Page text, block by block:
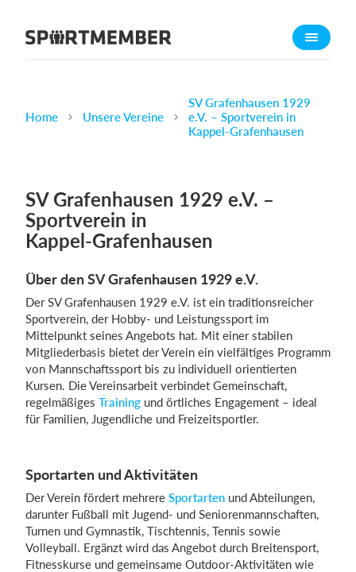
Über SportMember
Karriere
Mitgliedsbeitrag
Homepage erstellen
Belegungsplan
Was kostet es?
Deutsch
Einloggen
Home Unsere Vereine
SV Grafenhausen 1929
e.V. – Sportverein in
Kappel‑Grafenhausen
SV Grafenhausen 1929 e.V. –
Sportverein in
Kappel‑Grafenhausen
Über den SV Grafenhausen 1929 e.V.
Der SV Grafenhausen 1929 e.V. ist ein traditionsreicher
Sportverein, der Hobby- und Leistungs­sport im
Mittelpunkt seines Angebots hat. Mit einer stabilen
Mitgliederbasis bietet der Verein ein vielfältiges Programm
von Mannschaftssport bis zu individuell orientierten
Kursen. Die Vereinsarbeit verbindet Gemeinschaft,
regelmäßiges Training und örtliches Engagement – ideal
für Familien, Jugendliche und Freizeitsportler.
Sportarten und Aktivitäten
Der Verein fördert mehrere Sportarten und Abteilungen,
darunter Fußball mit Jugend- und Seniorenmannschaften,
Turnen und Gymnastik, Tischtennis, Tennis sowie
Volleyball. Ergänzt wird das Angebot durch Breitensport,
Fitnesskurse und gemeinsame Outdoor-Aktivitäten wie